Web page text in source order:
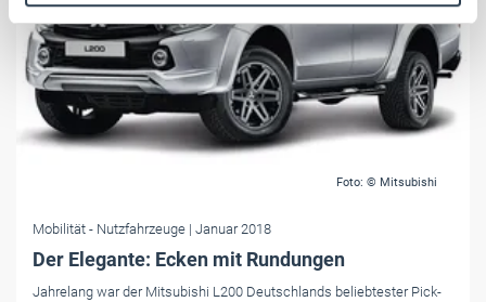
Weitere Informationen:Impressum Datenschutz
Foto: © Mitsubishi
Mobilität - Nutzfahrzeuge | Januar 2018
Der Elegante: Ecken mit Rundungen
Jahrelang war der Mitsubishi L200 Deutschlands beliebtester Pick-